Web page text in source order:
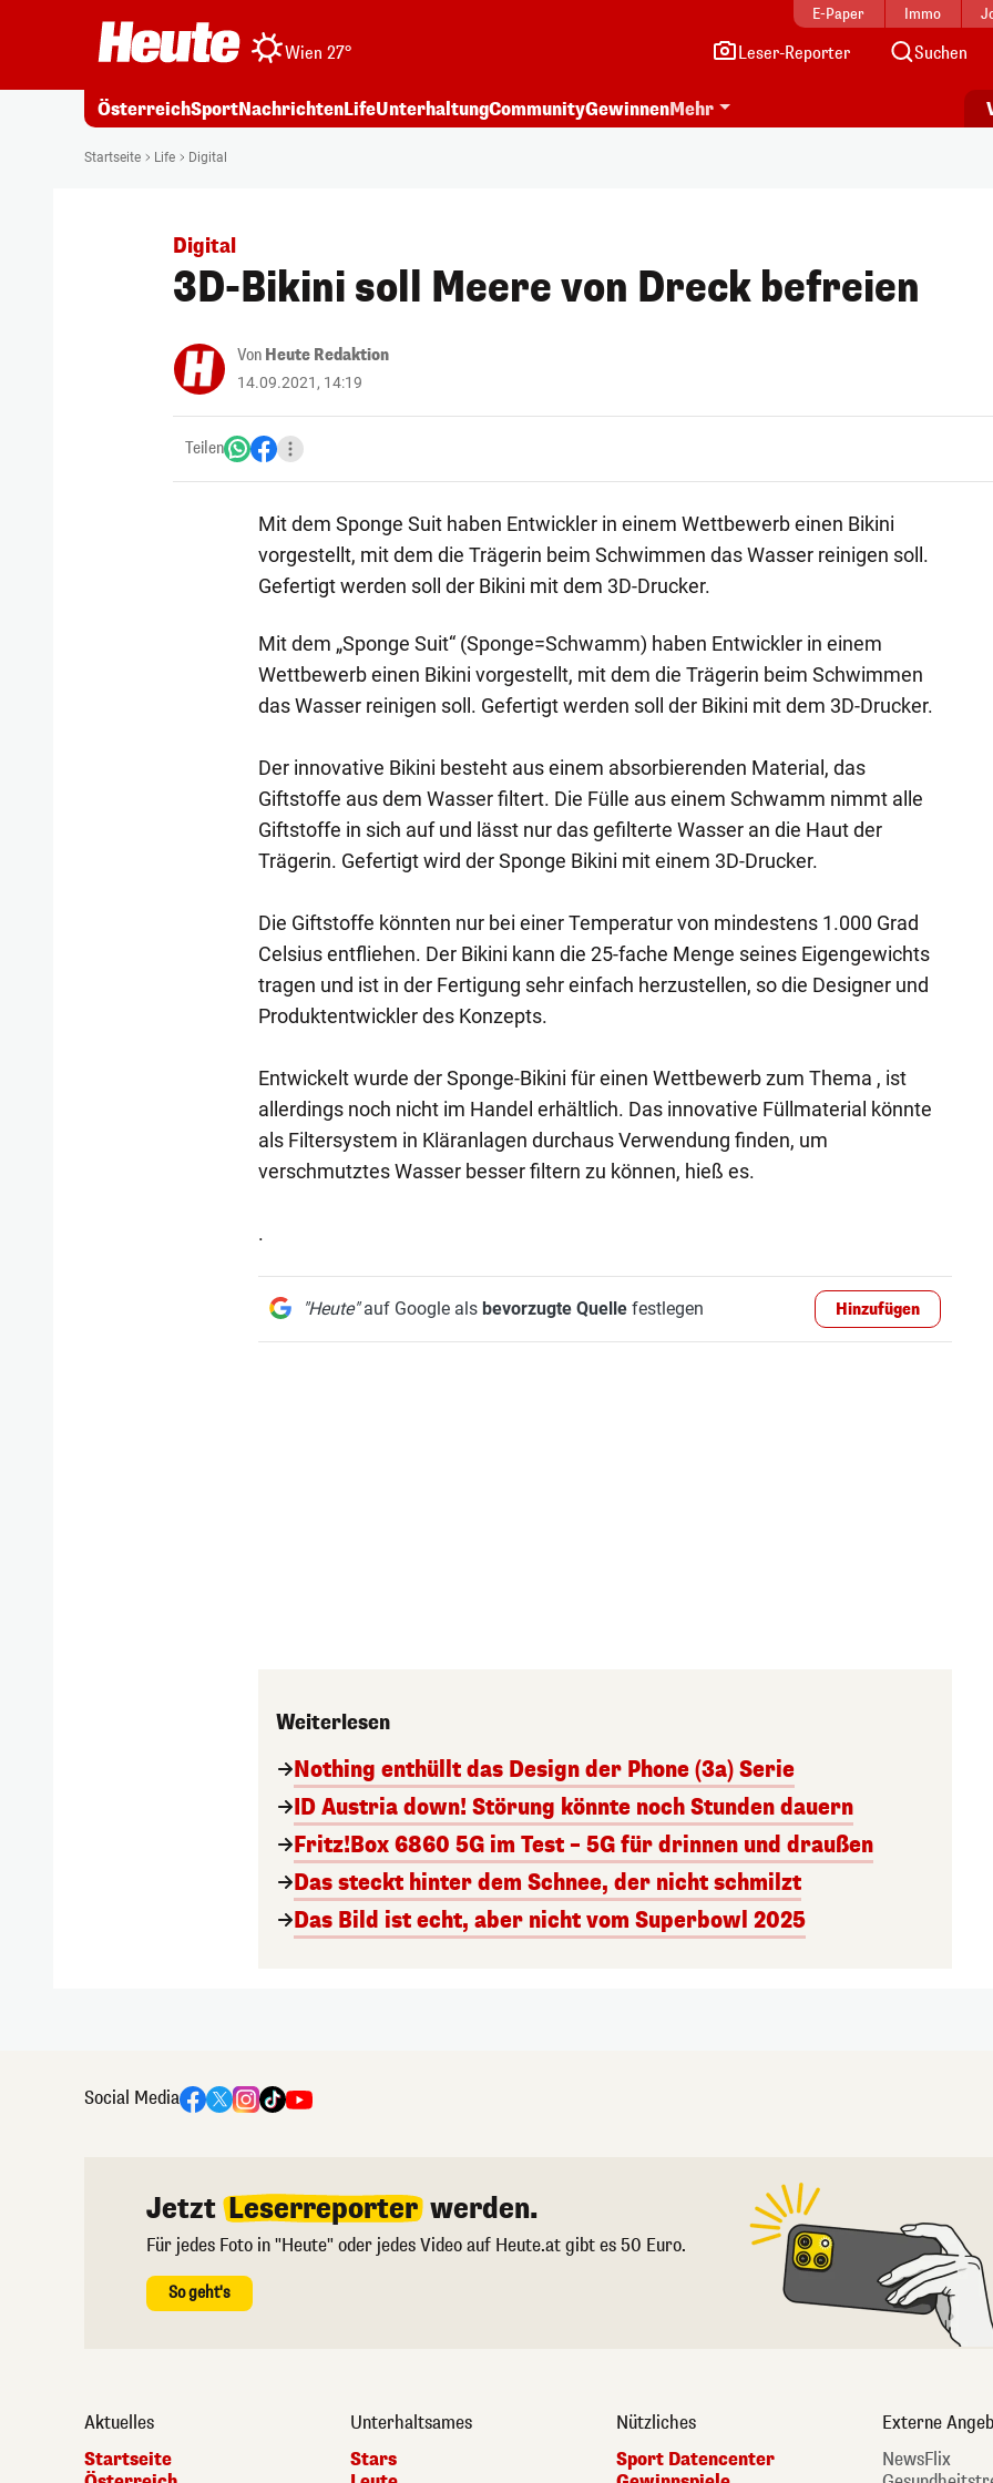
E-Paper Immo
Wien 27° Leser-Reporter Suchen
ÖsterreichSportNachrichtenLifeUnterhaltungCommunityGewinnenMehr
Startseite Life Digital
Digital
3D-Bikini soll Meere von Dreck befreien
Von Heute Redaktion
14.09.2021, 14:19
Teilen
Mit dem Sponge Suit haben Entwickler in einem Wettbewerb einen Bikini
vorgestellt, mit dem die Trägerin beim Schwimmen das Wasser reinigen soll.
Gefertigt werden soll der Bikini mit dem 3D-Drucker.
Mit dem „Sponge Suit“ (Sponge=Schwamm) haben Entwickler in einem
Wettbewerb einen Bikini vorgestellt, mit dem die Trägerin beim Schwimmen
das Wasser reinigen soll. Gefertigt werden soll der Bikini mit dem 3D-Drucker.
Der innovative Bikini besteht aus einem absorbierenden Material, das
Giftstoffe aus dem Wasser filtert. Die Fülle aus einem Schwamm nimmt alle
Giftstoffe in sich auf und lässt nur das gefilterte Wasser an die Haut der
Trägerin. Gefertigt wird der Sponge Bikini mit einem 3D-Drucker.
Die Giftstoffe könnten nur bei einer Temperatur von mindestens 1.000 Grad
Celsius entfliehen. Der Bikini kann die 25-fache Menge seines Eigengewichts
tragen und ist in der Fertigung sehr einfach herzustellen, so die Designer und
Produktentwickler des Konzepts.
Entwickelt wurde der Sponge-Bikini für einen Wettbewerb zum Thema , ist
allerdings noch nicht im Handel erhältlich. Das innovative Füllmaterial könnte
als Filtersystem in Kläranlagen durchaus Verwendung finden, um
verschmutztes Wasser besser filtern zu können, hieß es.
.
"Heute"auf Google als bevorzugte Quellefestlegen Hinzufügen
Weiterlesen
Nothing enthüllt das Design der Phone (3a) Serie
ID Austria down! Störung könnte noch Stunden dauern
Fritz!Box 6860 5G im Test – 5G für drinnen und draußen
Das steckt hinter dem Schnee, der nicht schmilzt
Das Bild ist echt, aber nicht vom Superbowl 2025
Social Media
Jetzt Leserreporter werden.
Für jedes Foto in "Heute" oder jedes Video auf Heute.at gibt es 50 Euro.
So geht's
Aktuelles
Startseite
Unterhaltsames
Stars
Nützliches
Sport Datencenter
Externe
NewsFlix